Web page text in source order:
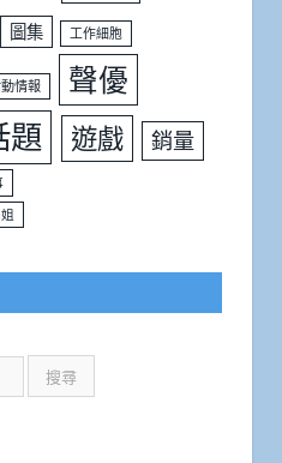
圖集 工作細胞
情報 聲優
題 遊戲 銷量